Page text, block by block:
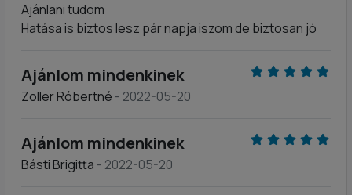
Ajánlani tudom
Hatása is biztos lesz pár napja iszom de biztosan jó
Ajánlom mindenkinek
Zoller Róbertné - 2022-05-20
Ajánlom mindenkinek
Básti Brigitta - 2022-05-20